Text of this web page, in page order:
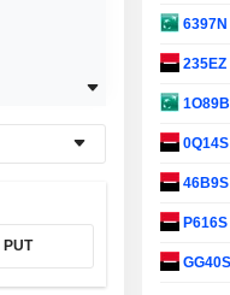
PUT
6397N
235EZ
1O89B
0Q14S
46B9S
P616S
GG40S